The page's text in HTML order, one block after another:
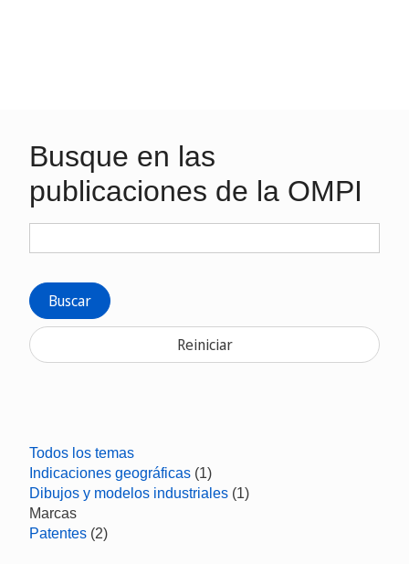
Busque en las
publicaciones de la OMPI
Buscar
Reiniciar
Todos los temas
Indicaciones geográficas (1)
Dibujos y modelos industriales (1)
Marcas
Patentes (2)